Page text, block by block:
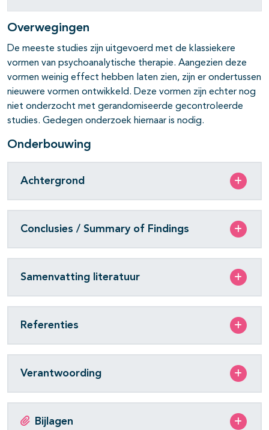
open- en dichtklappen
open- en dichtklappen
open- en dichtklappen
Overwegingen
De meeste studies zijn uitgevoerd met de klassiekere
vormen van psycho­analytische therapie. Aangezien deze
vormen weinig effect hebben laten zien, zijn er ondertussen
nieuwere vormen ontwikkeld. Deze vormen zijn echter nog
niet onderzocht met gerandomiseerde gecontroleerde
studies. Gedegen onderzoek hiernaar is nodig.
Onderbouwing
Achtergrond
Conclusies / Summary of Findings
Samenvatting literatuur
Referenties
Verantwoording
Bijlagen